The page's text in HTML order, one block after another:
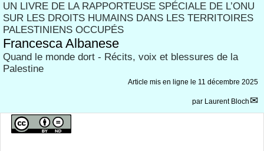
UN LIVRE DE LA RAPPORTEUSE SPÉCIALE DE L’ONU
SUR LES DROITS HUMAINS DANS LES TERRITOIRES
PALESTINIENS OCCUPÉS
Francesca Albanese
Quand le monde dort - Récits, voix et blessures de la
Palestine
Article mis en ligne le 11 décembre 2025
par Laurent Bloch